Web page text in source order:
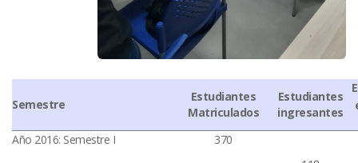
Semestre
Estudiantes
Matriculados
Estudiantes
ingresantes
Año 2016: Semestre I 370